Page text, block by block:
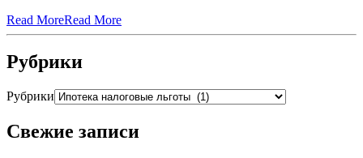
Read MoreRead More
Рубрики
Рубрики
Свежие записи